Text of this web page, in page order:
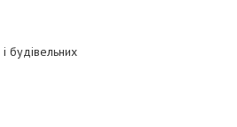
і будівельних